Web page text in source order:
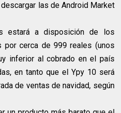
las de Android Market
estará a disposición de los
por cerca de 999 reales (unos
inferior al cobrado en el país
en tanto que el Ypy 10 será
de ventas de navidad, según